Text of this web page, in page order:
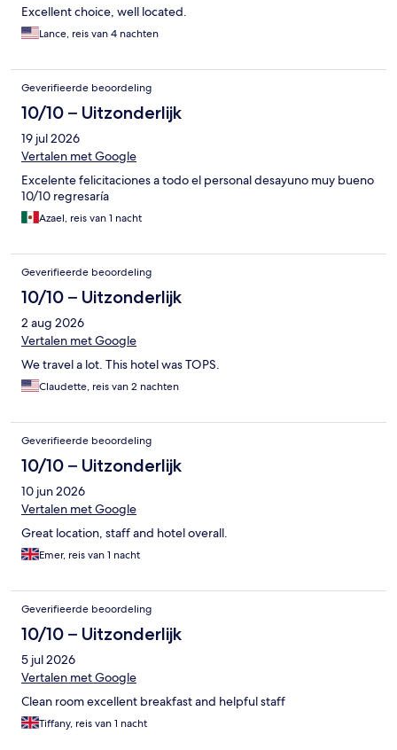
Excellent choice, well located.
Lance, reis van 4 nachten
Geverifieerde beoordeling
10/10 – Uitzonderlijk
19 jul 2026
Vertalen met Google
Excelente felicitaciones a todo el personal desayuno muy bueno
10/10 regresaría
Azael, reis van 1 nacht
Geverifieerde beoordeling
10/10 – Uitzonderlijk
2 aug 2026
Vertalen met Google
We travel a lot. This hotel was TOPS.
Claudette, reis van 2 nachten
Geverifieerde beoordeling
10/10 – Uitzonderlijk
10 jun 2026
Vertalen met Google
Great location, staff and hotel overall.
Emer, reis van 1 nacht
Geverifieerde beoordeling
10/10 – Uitzonderlijk
5 jul 2026
Vertalen met Google
Clean room excellent breakfast and helpful staff
Tiffany, reis van 1 nacht